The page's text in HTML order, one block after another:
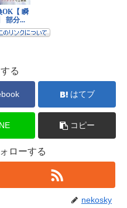
る
はてブ
コピー
ローする
nekosky